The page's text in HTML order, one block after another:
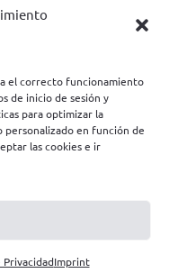
el correcto funcionamiento
de inicio de sesión y
para optimizar la
en función de
las cookies e ir
Imprint